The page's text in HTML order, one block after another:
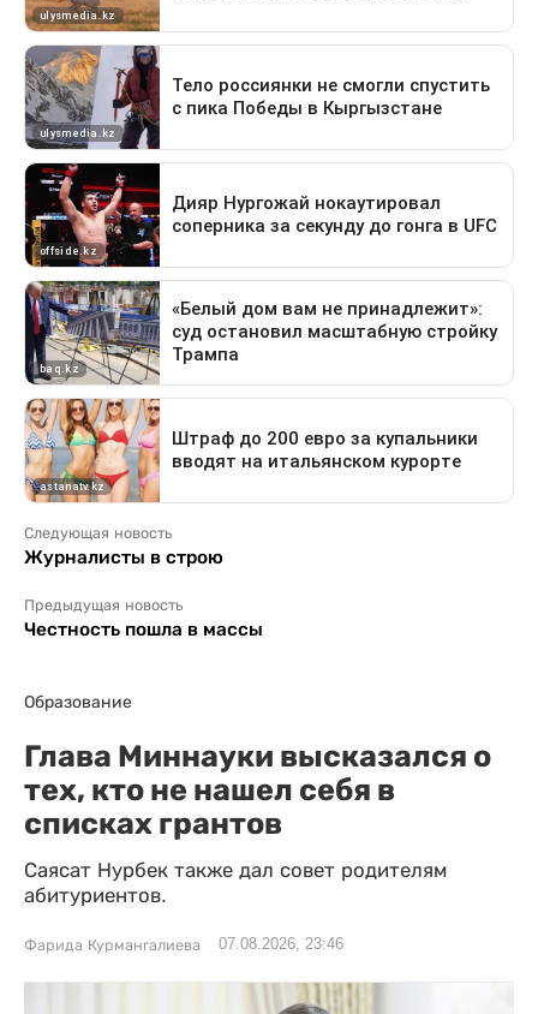
Следующая новость
Журналисты в строю
Предыдущая новость
Честность пошла в массы
Образование
Глава Миннауки высказался о
тех, кто не нашел себя в
списках грантов
Саясат Нурбек также дал совет родителям
абитуриентов.
Фарида Курмангалиева 07.08.2026, 23:46